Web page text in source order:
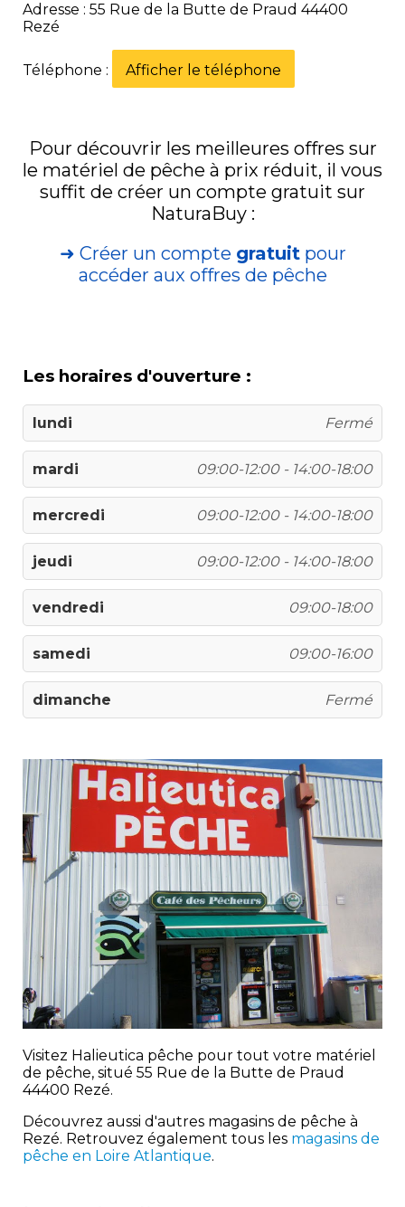
Adresse : 55 Rue de la Butte de Praud 44400
Rezé
Téléphone : Afficher le téléphone
Pour découvrir les meilleures offres sur
le matériel de pêche à prix réduit, il vous
suffit de créer un compte gratuit sur
NaturaBuy :
➜ Créer un compte gratuitpour
accéder aux offres de pêche
Les horaires d'ouverture :
lundi Fermé
mardi 09:00-12:00 - 14:00-18:00
mercredi 09:00-12:00 - 14:00-18:00
jeudi 09:00-12:00 - 14:00-18:00
vendredi 09:00-18:00
samedi 09:00-16:00
dimanche Fermé
Visitez Halieutica pêche pour tout votre matériel
de pêche, situé 55 Rue de la Butte de Praud
44400 Rezé.
Découvrez aussi d'autres magasins de pêche à
Rezé. Retrouvez également tous les magasins de
pêche en Loire Atlantique.